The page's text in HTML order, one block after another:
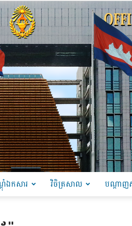
ឯកសារ វិចិត្រសាល បណ្តាញ